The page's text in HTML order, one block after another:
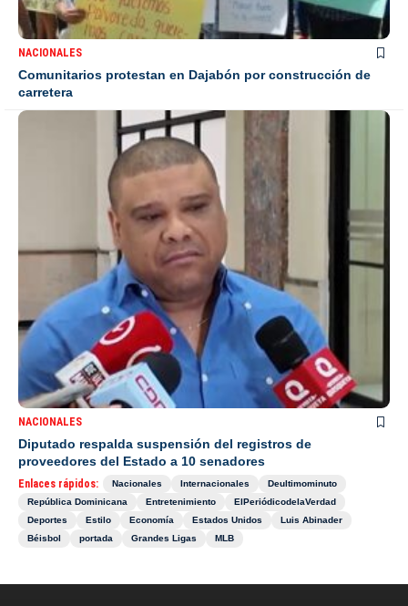
NACIONALES
Comunitarios protestan en Dajabón por construcción de
carretera
NACIONALES
Diputado respalda suspensión del registros de
proveedores del Estado a 10 senadores
Enlaces rápidos: Nacionales Internacionales
Deultimominuto
República Dominicana
Entretenimiento
ElPeriódicodelaVerdad
Deportes
Estilo Economía Estados Unidos
Luis Abinader
Béisbol
portada Grandes Ligas MLB